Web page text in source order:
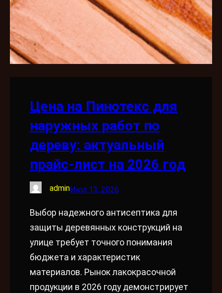
Цена на Пинотекс для
наружных работ по
дереву: актуальный
прайс-лист на 2026 год
adminИюл 13, 2026
Выбор надежного антисептика для
защиты деревянных конструкций на
улице требует точного понимания
бюджета и характеристик
материалов. Рынок лакокрасочной
продукции в 2026 году демонстрирует